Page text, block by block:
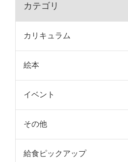
カテゴリ
カリキュラム
絵本
イベント
その他
給食ピックアップ